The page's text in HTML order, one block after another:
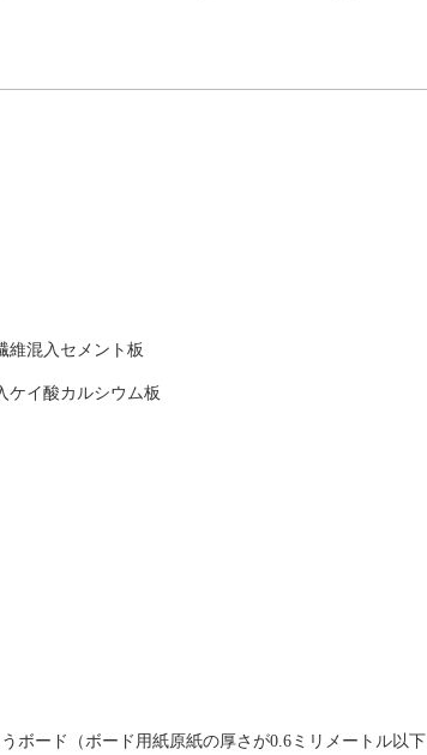
維混入セメント板
ケイ酸カルシウム板
ボード（ボード用紙原紙の厚さが0.6ミリメートル以下